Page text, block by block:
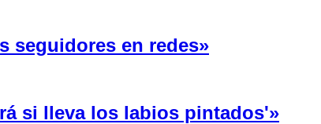
seguidores en redes»
si lleva los labios pintados'»